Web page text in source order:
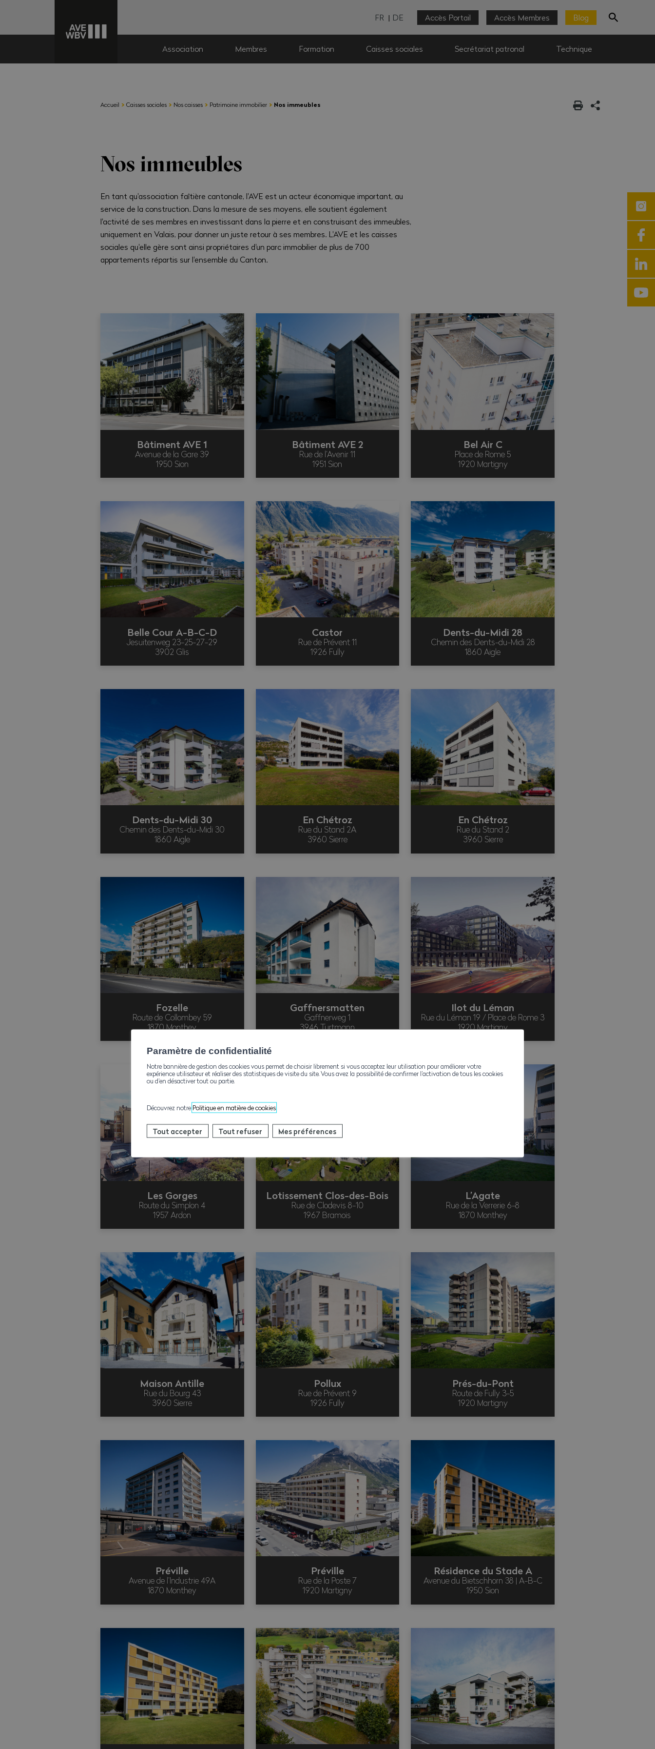
FR DE Accès Portail Accès Membres Blog
Association Membres Formation Caisses sociales Secrétariat patronal Technique
Accueil › Caisses sociales › Nos caisses › Patrimoine immobilier › Nos immeubles
Nos immeubles
En tant qu'association faîtière cantonale, l'AVE est un acteur économique important, au
service de la construction. Dans la mesure de ses moyens, elle soutient également
l'activité de ses membres en investissant dans la pierre et en construisant des immeubles,
uniquement en Valais, pour donner un juste retour à ses membres. L'AVE et les caisses
sociales qu'elle gère sont ainsi propriétaires d'un parc immobilier de plus de 700
appartements répartis sur l'ensemble du Canton.
Bâtiment AVE 1
Avenue de la Gare 39
1950 Sion
Bâtiment AVE 2
Rue de l’Avenir 11
1951 Sion
Bel Air C
Place de Rome 5
1920 Martigny
Belle Cour A-B-C-D
Jesuitenweg 23-25-27-29
3902 Glis
Castor
Rue de Prévent 11
1926 Fully
Dents-du-Midi 28
Chemin des Dents-du-Midi 28
1860 Aigle
Dents-du-Midi 30
Chemin des Dents-du-Midi 30
1860 Aigle
En Chétroz
Rue du Stand 2A
3960 Sierre
En Chétroz
Rue du Stand 2
3960 Sierre
Fozelle
Route de Collombey 59
1870 Monthey
Gaffnersmatten
Gaffnerweg 1
3946 Turtmann
Ilot du Léman
Rue du Léman 19 / Place de Rome 3
1920 Martigny
Les Gorges
Route du Simplon 4
1957 Ardon
Lotissement Clos-des-Bois
Rue de Clodevis 8-10
1967 Bramois
L’Agate
Rue de la Verrerie 6-8
1870 Monthey
Maison Antille
Rue du Bourg 43
3960 Sierre
Pollux
Rue de Prévent 9
1926 Fully
Prés-du-Pont
Route de Fully 3-5
1920 Martigny
Préville
Avenue de l’Industrie 49A
1870 Monthey
Préville
Rue de la Poste 7
1920 Martigny
Résidence du Stade A
Avenue du Bietschhorn 38 | A-B-C
1950 Sion
Paramètre de confidentialité
Notre bannière de gestion des cookies vous permet de choisir librement si vous acceptez leur utilisation pour améliorer votre
expérience utilisateur et réaliser des statistiques de visite du site. Vous avez la possibilité de confirmer l’activation de tous les cookies
ou d’en désactiver tout ou partie.
Découvrez notre Politique en matière de cookies
Tout accepter Tout refuser Mes préférences